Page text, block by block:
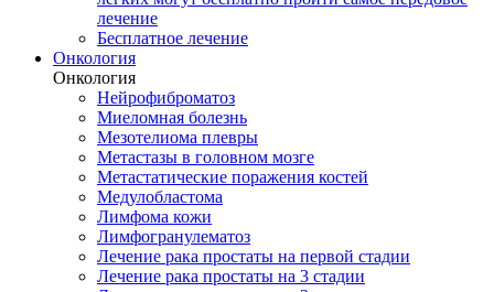
лечение
Бесплатное лечение
Онкология
Онкология
Нейрофиброматоз
Миеломная болезнь
Мезотелиома плевры
Метастазы в головном мозге
Метастатические поражения костей
Медулобластома
Лимфома кожи
Лимфогранулематоз
Лечение рака простаты на первой стадии
Лечение рака простаты на 3 стадии